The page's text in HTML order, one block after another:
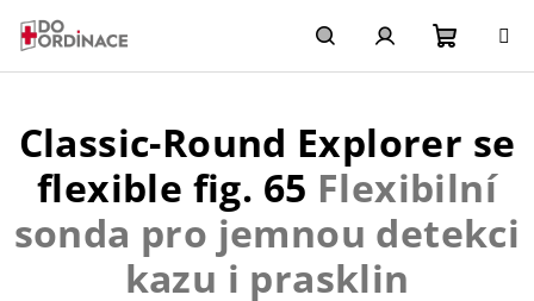
obsah
HledatPřihlášení
košík
Classic-Round Explorer se
flexible fig. 65 Flexibilní
sonda pro jemnou detekci
kazu i prasklin